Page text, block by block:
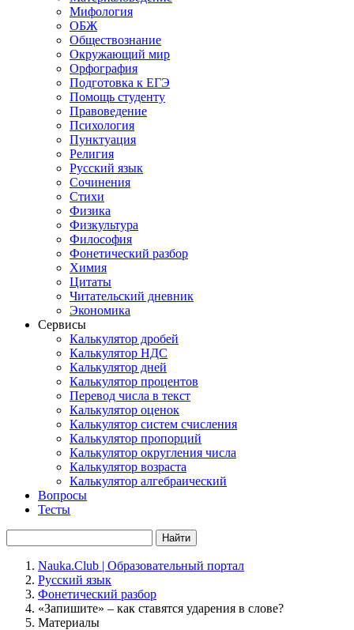
Мифология
ОБЖ
Обществознание
Окружающий мир
Орфография
Подготовка к ЕГЭ
Помощь студенту
Правоведение
Психология
Пунктуация
Религия
Русский язык
Сочинения
Стихи
Физика
Физкультура
Философия
Фонетический разбор
Химия
Цитаты
Читательский дневник
Экономика
Сервисы
Калькулятор дробей
Калькулятор НДС
Калькулятор дней
Калькулятор процентов
Перевод числа в текст
Калькулятор оценок
Калькулятор систем счисления
Калькулятор пропорций
Калькулятор округления числа
Калькулятор возраста
Калькулятор алгебраический
Вопросы
Тесты
Найти
Nauka.Club | Образовательный портал
Русский язык
Фонетический разбор
«Запишите» – как ставятся ударения в слове?
Материалы